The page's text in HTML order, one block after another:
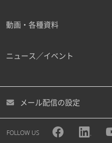
動画・各種資料
ニュース／イベント
メール配信の設定
FOLLOW US